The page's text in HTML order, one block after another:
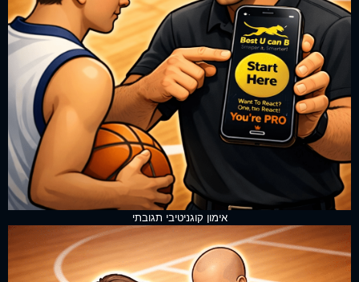
אימון קוגניטיבי תגובתי